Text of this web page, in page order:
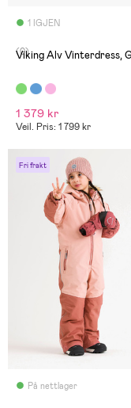
1 IGJEN
(0)
Viking Alv Vinterdress,
1 379 kr
Veil. Pris: 1 799 kr
Fri frakt
På nettlager